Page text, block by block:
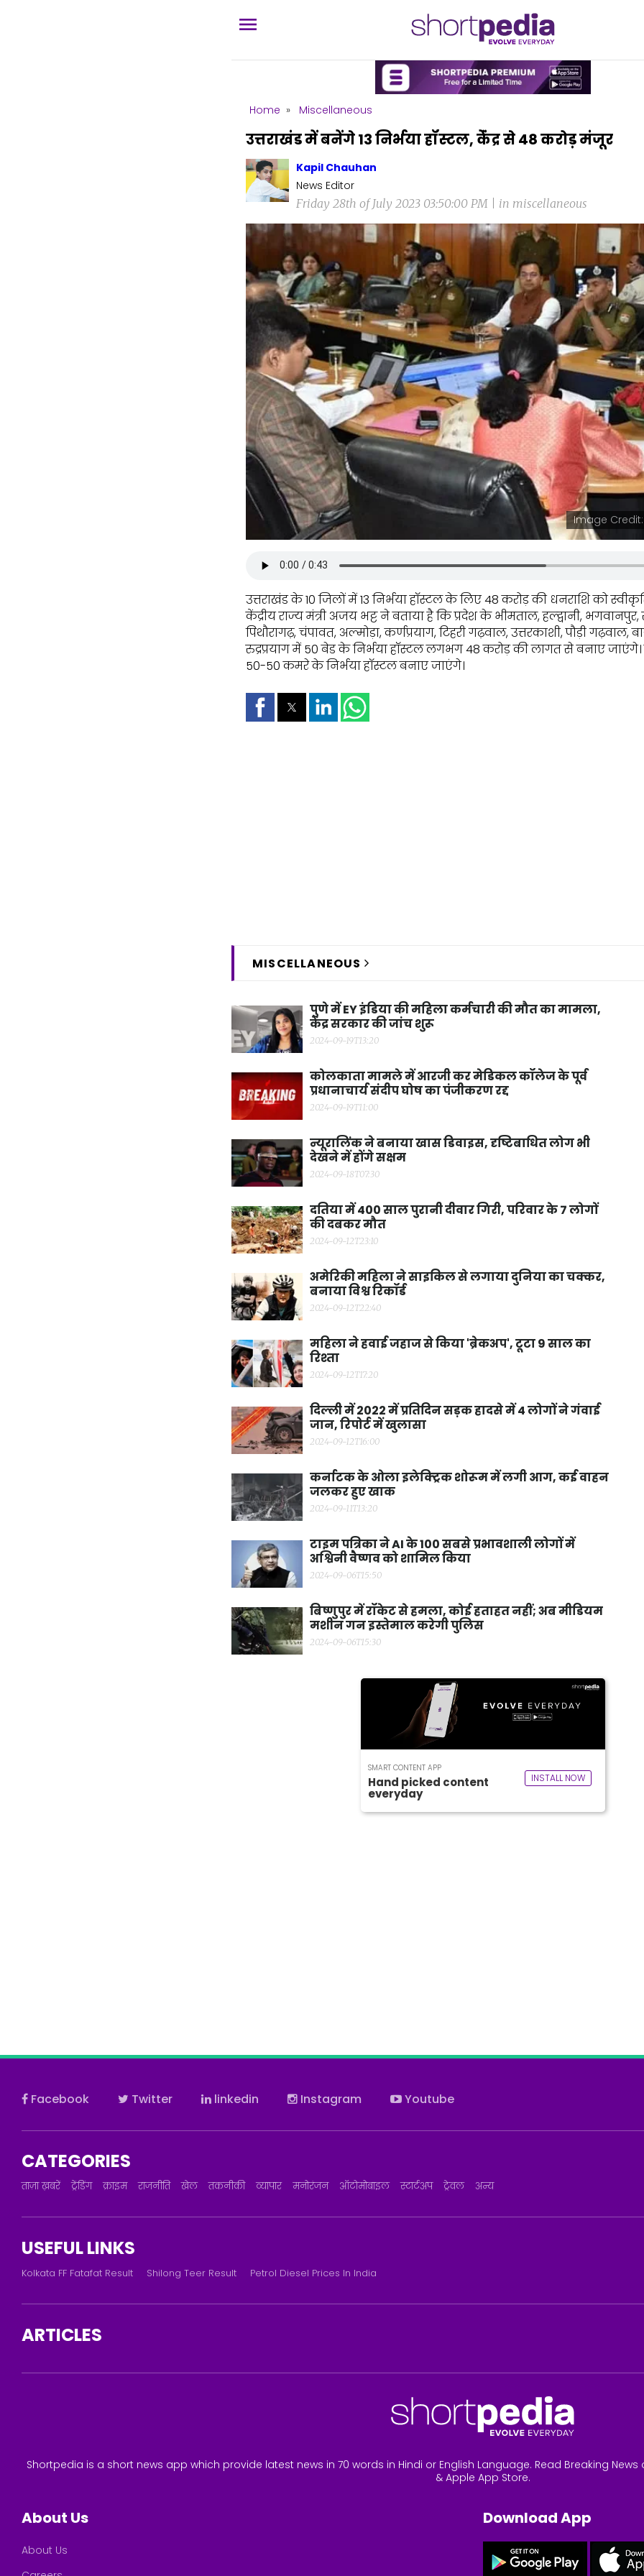
Home » Miscellaneous
उत्तराखंड में बनेंगे 13 निर्भया हॉस्टल, केंंद्र से 48 करोड़ मंजूर
Kapil Chauhan
News Editor
Friday 28th of July 2023 03:50:00 PM | in miscellaneous
Image
उत्तराखंड के 10 जिलों में 13 निर्भया हॉस्टल के लिए 48 करोड़ की धनराशि को
केंद्रीय राज्य मंत्री अजय भट्ट ने बताया है कि प्रदेश के भीमताल, हल्द्वानी,
पिथौरागढ़, चंपावत, अल्मोड़ा, कर्णप्रयाग, टिहरी गढ़वाल, उत्तरकाशी, पौड़ी गढ़वाल,
रुद्रप्रयाग में 50 बेड के निर्भया हॉस्टल लगभग 48 करोड़ की लागत से बनाए
50-50 कमरे के निर्भया हॉस्टल बनाए जाएंगे।
MISCELLANEOUS
पुणे में EY इंडिया की महिला कर्मचारी की मौत का मामला,
केंद्र सरकार की जांच शुरू
2024-09-19T13:20
कोलकाता मामले में आरजी कर मेडिकल कॉलेज के पूर्व
प्रधानाचार्य संदीप घोष का पंजीकरण रद्द
2024-09-19T11:00
न्यूरालिंक ने बनाया खास डिवाइस, दृष्टिबाधित लोग भी
देखने में होंगे सक्षम
2024-09-18T07:30
दतिया में 400 साल पुरानी दीवार गिरी, परिवार के 7 लोगों
की दबकर मौत
2024-09-12T23:10
अमेरिकी महिला ने साइकिल से लगाया दुनिया का चक्कर,
बनाया विश्व रिकॉर्ड
2024-09-12T22:40
महिला ने हवाई जहाज से किया 'ब्रेकअप', टूटा 9 साल का
रिश्ता
2024-09-12T17:20
दिल्ली में 2022 में प्रतिदिन सड़क हादसे में 4 लोगों ने गंवाई
जान, रिपोर्ट में खुलासा
2024-09-12T16:00
कर्नाटक के ओला इलेक्ट्रिक शोरूम में लगी आग, कई वाहन
जलकर हुए खाक
2024-09-11T13:20
टाइम पत्रिका ने AI के 100 सबसे प्रभावशाली लोगों में
अश्विनी वैष्णव को शामिल किया
2024-09-06T15:50
बिष्णुपुर में रॉकेट से हमला, कोई हताहत नहीं; अब मीडियम
मशीन गन इस्तेमाल करेगी पुलिस
2024-09-06T15:30
SMART CONTENT APP
Hand picked content
everyday
INSTALL NOW
Facebook Twitter linkedin Instagram Youtube
CATEGORIES
ताज़ा ख़बरें ट्रेंडिंग क्राइम राजनीति खेल तकनीकी व्यापार मनोरंजन ऑटोमोबाइल स्टार्टअप ट्रेवल अन्य
USEFUL LINKS
Kolkata FF Fatafat Result Shilong Teer Result Petrol Diesel Prices In India
ARTICLES
Shortpedia is a short news app which provide latest news in 70 words in Hindi or English Language. Read Breaking
& Apple App Store.
About Us
About Us
Download App